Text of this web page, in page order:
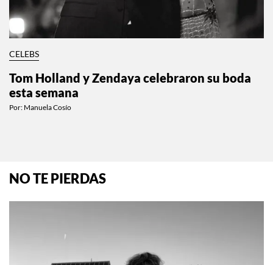
CELEBS
Tom Holland y Zendaya celebraron su boda
esta semana
Por: Manuela Cosío
NO TE PIERDAS